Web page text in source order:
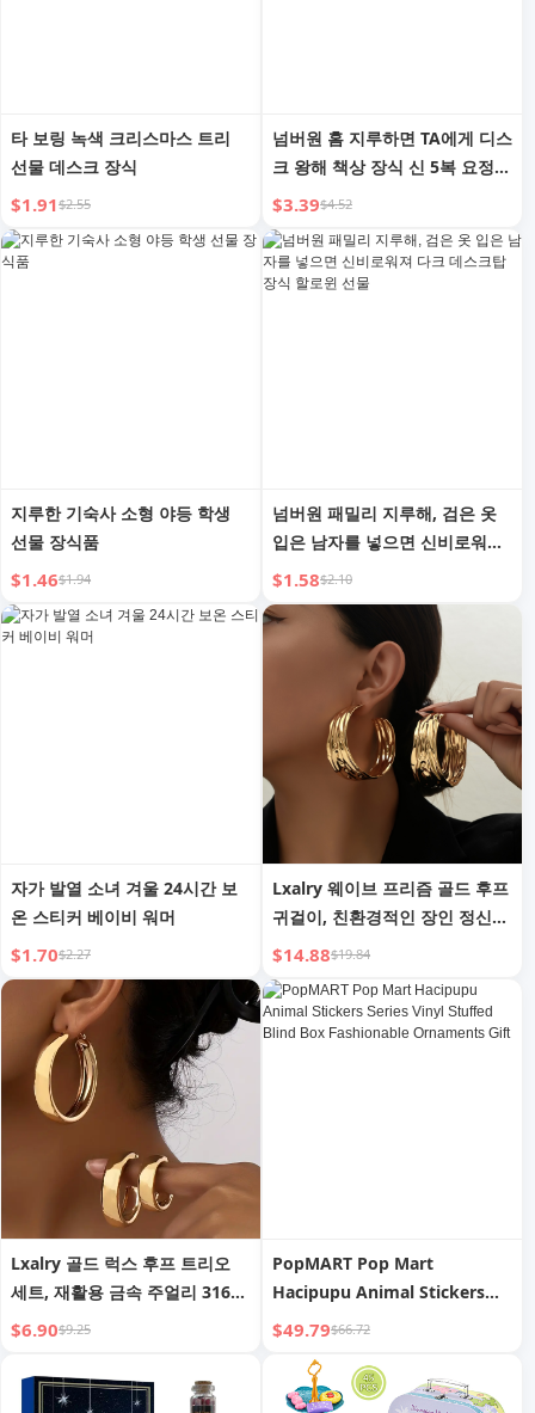
타 보링 녹색 크리스마스 트리
선물 데스크 장식
$1.91$2.55
넘버원 홈 지루하면 TA에게 디스
크 왕해 책상 장식 신 5복 요정
장식 생일 선물
$3.39$4.52
지루한 기숙사 소형 야등 학생
선물 장식품
$1.46$1.94
넘버원 패밀리 지루해, 검은 옷
입은 남자를 넣으면 신비로워져
다크 데스크탑 장식 할로윈 선물
$1.58$2.10
자가 발열 소녀 겨울 24시간 보
온 스티커 베이비 워머
$1.70$2.27
Lxalry 웨이브 프리즘 골드 후프
귀걸이, 친환경적인 장인 정신으
로 제작된 재활용 금속 주얼리,
낮부터 밤까지 글래머를 위한 저
자극성 스테이트먼트 선물
$14.88$19.84
Lxalry 골드 럭스 후프 트리오
세트, 재활용 금속 주얼리 316L
저자극성 스틸, 일상적인 우아함
수제 선물
$6.90$9.25
PopMART Pop Mart
Hacipupu Animal Stickers
Series Vinyl Stuffed Blind
$49.79$66.72